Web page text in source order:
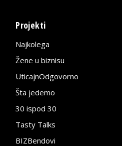
Projekti
Najkolega
Žene u biznisu
UticajnOdgovorno
Šta jedemo
30 ispod 30
Tasty Talks
BIZBendovi